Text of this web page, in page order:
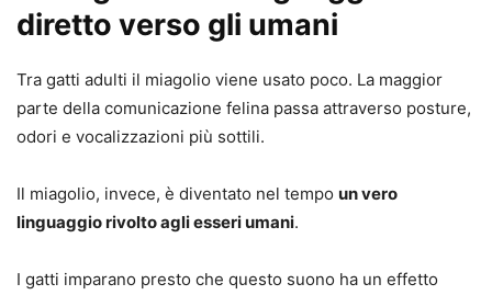
diretto verso gli umani
Tra gatti adulti il miagolio viene usato poco. La maggior
parte della comunicazione felina passa attraverso posture,
odori e vocalizzazioni più sottili.
Il miagolio, invece, è diventato nel tempo un vero
linguaggio rivolto agli esseri umani.
I gatti imparano presto che questo suono ha un effetto